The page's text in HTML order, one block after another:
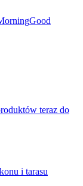
Good
teraz do
i tarasu